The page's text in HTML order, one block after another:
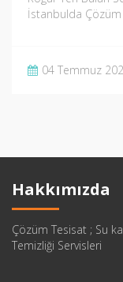
İstanbulda
04 Temmuz
Hakkımızda
Çözüm Tesisat ; Su
Temizliği Servisleri